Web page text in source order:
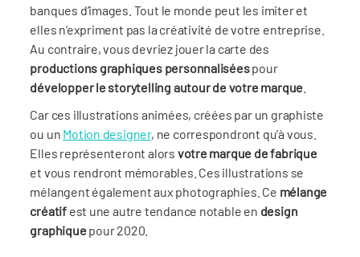
banques d’images. Tout le monde peut les imiter et
elles n’expriment pas la créativité de votre entreprise.
Au contraire, vous devriez jouer la carte des
productions graphiques personnaliséespour
développer le storytelling autour de votre marque
Car ces illustrations animées, créées par un graphiste
ou un Motion designer, ne correspondront qu’à vous.
Elles représenteront alors votre marque de fabrique
et vous rendront mémorables. Ces illustrations se
mélangent également aux photographies. Ce mélange
créatifest une autre tendance notable en design
graphiquepour 2020.